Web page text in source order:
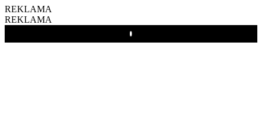
REKLAMA
REKLAMA
Play